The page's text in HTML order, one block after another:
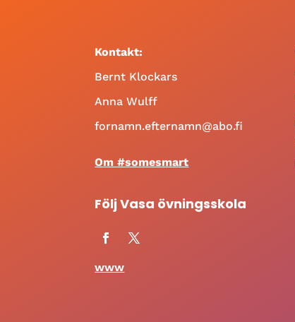
Kontakt:
Bernt Klockars
Anna Wulff
fornamn.efternamn@abo.fi
Om #somesmart
Följ Vasa övningsskola
www